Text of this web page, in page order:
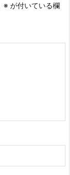
※ が付いている欄